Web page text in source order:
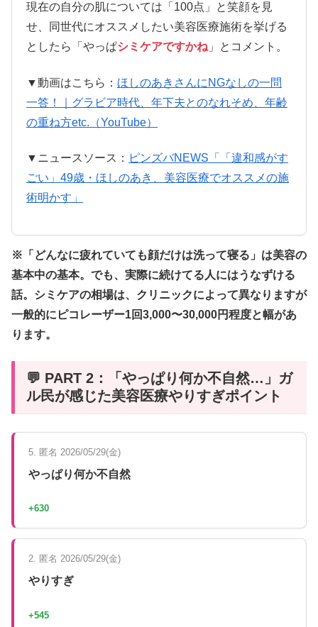
現在の自分の肌については「100点」と笑顔を見
せ、同世代にオススメしたい美容医療施術を挙げる
としたら「やっぱシミケアですかね 」とコメント。
▼動画はこちら： ほしのあきさんにNGなしの一問
一答！｜グラビア時代、年下夫とのなれそめ、年齢
の重ね方etc.（YouTube）
▼ニュースソース： ピンズバNEWS「「違和感がす
ごい」49歳・ほしのあき、美容医療でオススメの施
術明かす」
※「どんなに疲れていても顔だけは洗って寝る」は美容の
基本中の基本。でも、実際に続けてる人にはうなずける
話。シミケアの相場は、クリニックによって異なりますが
一般的にピコレーザー1回3,000〜30,000円程度と幅があ
ります。
💬 PART 2：「やっぱり何か不自然…」ガ
ル民が感じた美容医療やりすぎポイント
5. 匿名 2026/05/29(金)
やっぱり何か不自然
+630
2. 匿名 2026/05/29(金)
やりすぎ
+545